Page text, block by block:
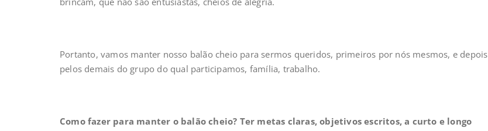
Portanto, vamos manter nosso balão cheio para sermos queridos, primeiros por nós mesmos, e depois
pelos demais do grupo do qual participamos, família, trabalho.
Como fazer para manter o balão cheio? Ter metas claras, objetivos escritos, a curto e longo